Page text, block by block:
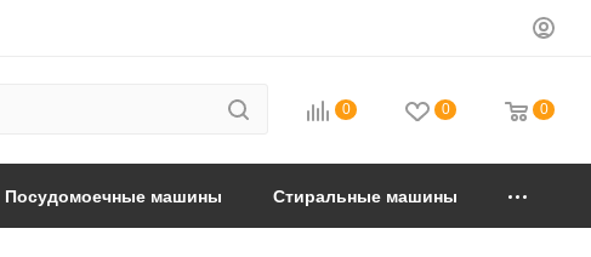
0 0 0
Посудомоечные машины Стиральные машины